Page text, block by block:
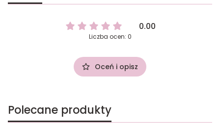
0.00
Liczba ocen: 0
Oceń i opisz
Polecane produkty